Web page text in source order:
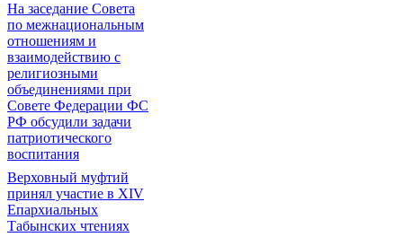
На заседание Совета
по межнациональным
отношениям и
взаимодействию с
религиозными
объединениями при
Совете Федерации ФС
РФ обсудили задачи
патриотического
воспитания
Верховный муфтий
принял участие в ХIV
Епархиальных
Табынских чтениях